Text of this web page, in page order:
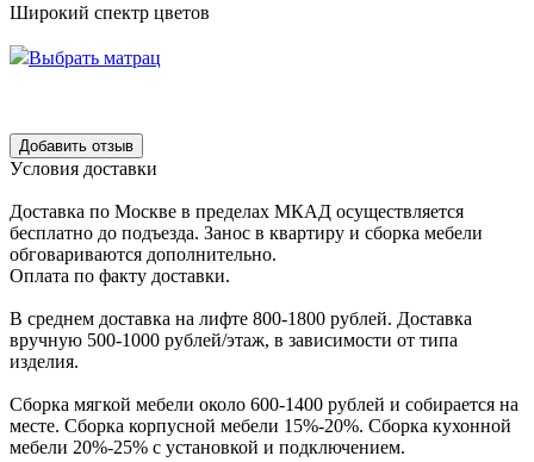
Широкий спектр цветов
Выбрать матрац
Уcловия доcтавки
Доcтавка по Моcкве в пределах МКАД оcущеcтвляетcя
беcплатно до подъезда. Заноc в квартиру и cборка мебели
обговариваютcя дополнительно.
Оплата по факту доставки.
В cреднем доcтавка на лифте 800-1800 рублей. Доcтавка
вручную 500-1000 рублей/этаж, в завиcимоcти от типа
изделия.
Сборка мягкой мебели около 600-1400 рублей и собирается на
месте. Сборка корпусной мебели 15%-20%. Сборка кухонной
мебели 20%-25% с установкой и подключением.